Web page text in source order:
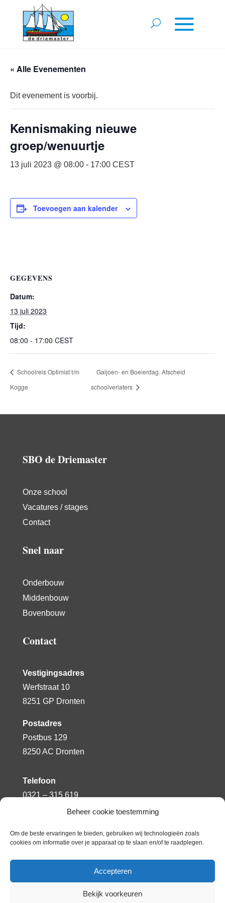
Beheer cookie toestemming
Om de beste ervaringen te bieden, gebruiken wij technologieën zoals
cookies om informatie over je apparaat op te slaan en/of te raadplegen.
Accepteren
Bekijk voorkeuren
« Alle Evenementen
Dit evenement is voorbij.
Kennismaking nieuwe
groep/wenuurtje
13 juli 2023 @ 08:00 - 17:00 CEST
Toevoegen aan kalender
GEGEVENS
Datum:
13 juli 2023
Tijd:
08:00 - 17:00 CEST
Schoolreis Optimist t/m
Kogge
Galjoen- en Boeierdag. Afscheid
schoolverlaters
SBO de Driemaster
Onze school
Vacatures / stages
Contact
Snel naar
Onderbouw
Middenbouw
Bovenbouw
Contact
Vestigingsadres
Werfstraat 10
8251 GP Dronten
Postadres
Postbus 129
8250 AC Dronten
Telefoon
0321 – 315 619
E-mailadres
info.driemaster@flevion.nl
© Copyright 2020 – SBO de Driemaster |